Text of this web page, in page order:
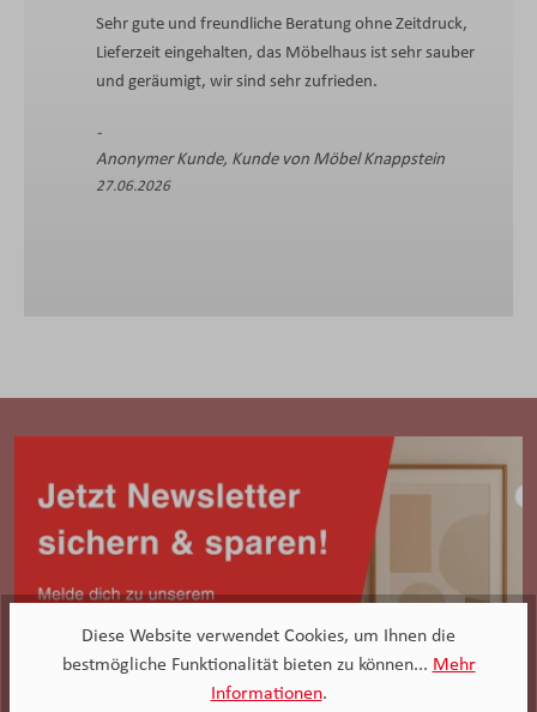
Sehr gute und freundliche Beratung ohne Zeitdruck,
Lieferzeit eingehalten, das Möbelhaus ist sehr sauber
und geräumigt, wir sind sehr zufrieden.
Anonymer Kunde, Kunde von Möbel Knappstein
27.06.2026
Diese Website verwendet Cookies, um Ihnen die
bestmögliche Funktionalität bieten zu können... Mehr
Informationen.